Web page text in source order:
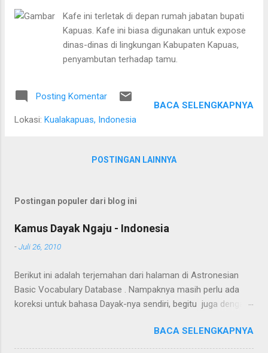
soda ceria (Rp 7.000), pocari sweat, larutan
penyegar (Rp 6.000), sprite, coca cola, fanta,
nescafe variant rasa (Rp 5.000), mizone,
kratingdaeng, teh kotak, teh botol sosro (Rp
bagian dalam bagian belakang Menu
makanan yang tersedia di cafe terapung ini
adalah Burger Terapung (Rp 10.000), pisang
Kafe ini terletak di depan rumah jabatan bupati
Kapuas. Kafe ini biasa digunakan untuk expose
dinas-dinas di lingkungan Kabupaten Kapuas,
penyambutan terhadap tamu.
Posting Komentar
Lokasi: Kualakapuas, Indonesia
BACA SELENGKAPNYA
POSTINGAN LAINNYA
Postingan populer dari blog ini
Kamus Dayak Ngaju - Indonesia
-Juli 26, 2010
Berikut ini adalah terjemahan dari halaman di Astronesian
Basic Vocabulary Database . Nampaknya masih perlu ada
koreksi untuk bahasa Dayak-nya sendiri, begitu juga dengan
Translate . Koreksi bahasa dibantu oleh Dra. Hernawaty,
M.Kes. Untuk koreksi dari halaman ini dapat diberikan pada
BACA SELENGKAPNYA